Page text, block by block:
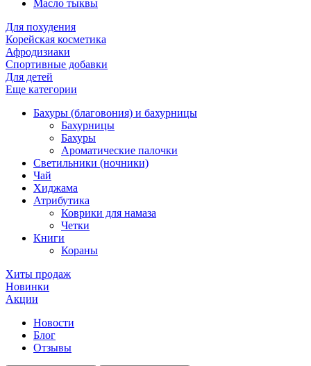
Масло тыквы
Для похудения
Корейская косметика
Афродизиаки
Спортивные добавки
Для детей
Еще категории
Бахуры (благовония) и бахурницы
Бахурницы
Бахуры
Ароматические палочки
Светильники (ночники)
Чай
Хиджама
Атрибутика
Коврики для намаза
Четки
Книги
Кораны
Хиты продаж
Новинки
Акции
Новости
Блог
Отзывы